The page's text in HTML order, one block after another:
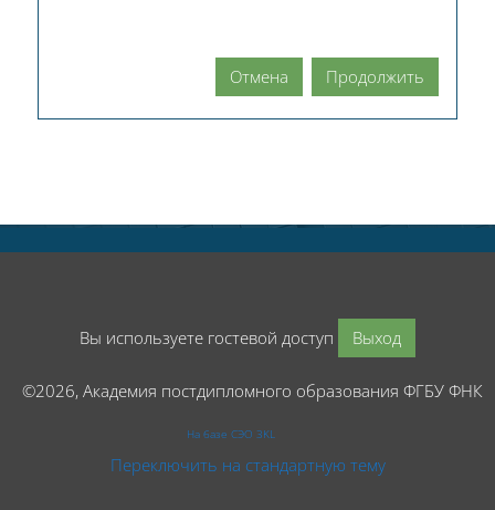
Отмена Продолжить
Вы используете гостевой доступ Выход
©2026, Академия постдипломного образования ФГБУ
На базе СЭО 3KL
Переключить на стандартную тему